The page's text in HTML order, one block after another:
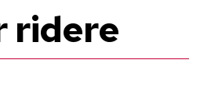
ridere